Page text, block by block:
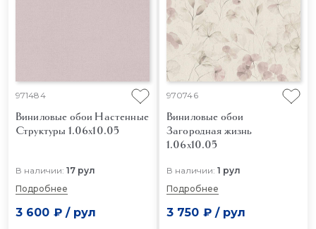
971484
Виниловые обои Настенные
Структуры 1.06x10.05
В наличии: 17 рул
Подробнее
3 600 ₽/ рул
970746
Виниловые обои
Загородная жизнь
1.06x10.05
В наличии: 1 рул
Подробнее
3 750 ₽/ рул